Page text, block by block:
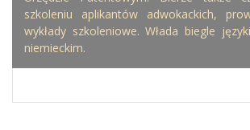
szkoleniu aplikantów adwokackich,
wykłady szkoleniowe. Włada biegle
niemieckim.